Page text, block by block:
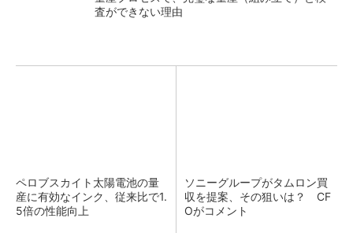
査ができない理由
ペロブスカイト太陽電池の量
産に有効なインク、従来比で1.
5倍の性能向上
ソニーグループがタムロン買
収を提案、その狙いは？ CF
Oがコメント